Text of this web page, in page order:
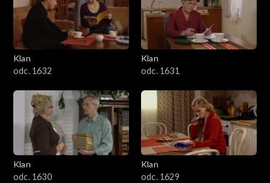
Klan
odc. 1632
Klan
odc. 1631
Klan
odc. 1630
Klan
odc. 1629